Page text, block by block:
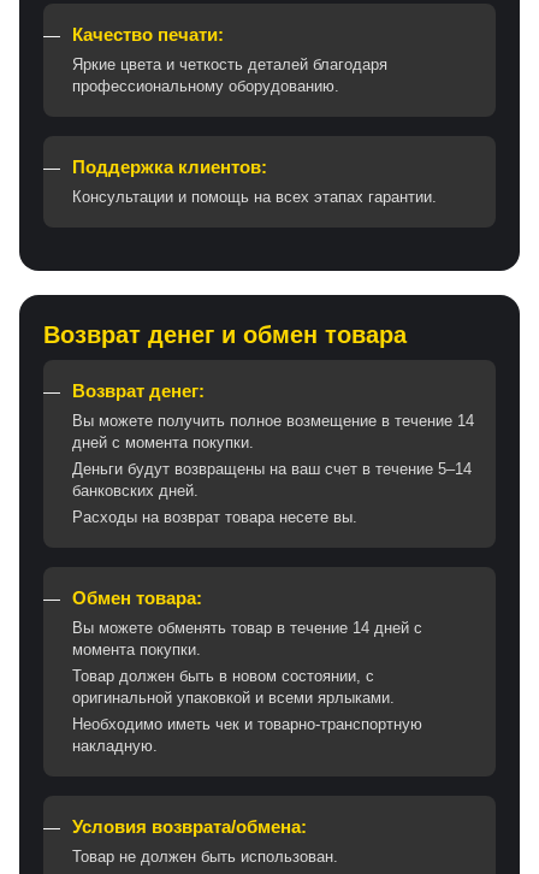
Качество печати:
Яркие цвета и четкость деталей благодаря
профессиональному оборудованию.
Поддержка клиентов:
Консультации и помощь на всех этапах гарантии.
Возврат денег и обмен товара
Возврат денег:
Вы можете получить полное возмещение в течение 14
дней с момента покупки.
Деньги будут возвращены на ваш счет в течение 5–14
банковских дней.
Расходы на возврат товара несете вы.
Обмен товара:
Вы можете обменять товар в течение 14 дней с
момента покупки.
Товар должен быть в новом состоянии, с
оригинальной упаковкой и всеми ярлыками.
Необходимо иметь чек и товарно-транспортную
накладную.
Условия возврата/обмена:
Товар не должен быть использован.